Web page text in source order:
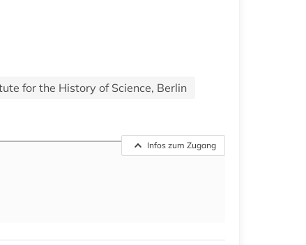
for the History of Science, Berlin
Infos zum Zugang